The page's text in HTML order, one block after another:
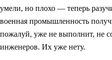
умели, но плохо — теперь
военная промышленность
пожалуй, уже не выполнит, не
инженеров. Их уже нету.